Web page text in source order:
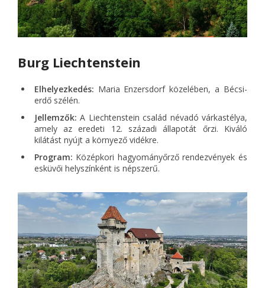
Burg Liechtenstein
Elhelyezkedés: Maria Enzersdorf közelében, a Bécsi-
erdő szélén.
Jellemzők: A Liechtenstein család névadó várkastélya,
amely az eredeti 12. századi állapotát őrzi. Kiváló
kilátást nyújt a környező vidékre.
Program: Középkori hagyományőrző rendezvények és
esküvői helyszínként is népszerű.